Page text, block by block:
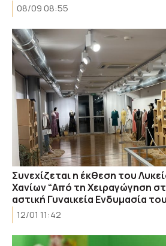
08/09 08:55
Συνεχίζεται η έκθεση του
Χανίων “Από τη Χειραγώγηση
αστική Γυναικεία Ενδυμασία
12/01 11:42